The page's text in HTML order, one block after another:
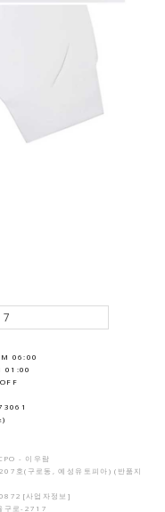
06:00
01:00
)
- 이우람
호(구로동, 예성유토피아) (반품지
[사업자정보]
구로-2717